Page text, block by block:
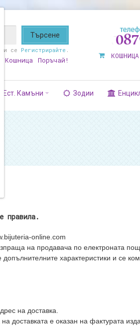
се Регистрирайте .
Кошница Поръчай!
КОШНИЦА
Ест. Камъни Зодии
правила.
online.com
на продавача по електроната
характеристики и се
на доставка.
доставката е оказан на фактурата